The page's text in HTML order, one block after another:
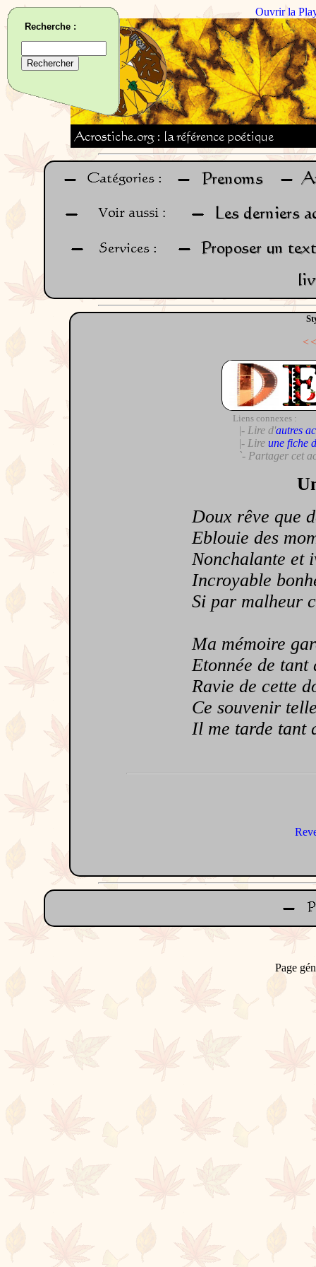
Ouvrir la
Liens connexes :
|- Lire d'autres
|- Lire une fiche
`- Partager cet
Doux rêve que
Eblouie des
Nonchalante et
Incroyable
Si par malheur
Ma mémoire
Etonnée de tant
Ravie de cette
Ce souvenir
Il me tarde tant
Recherche :
Page